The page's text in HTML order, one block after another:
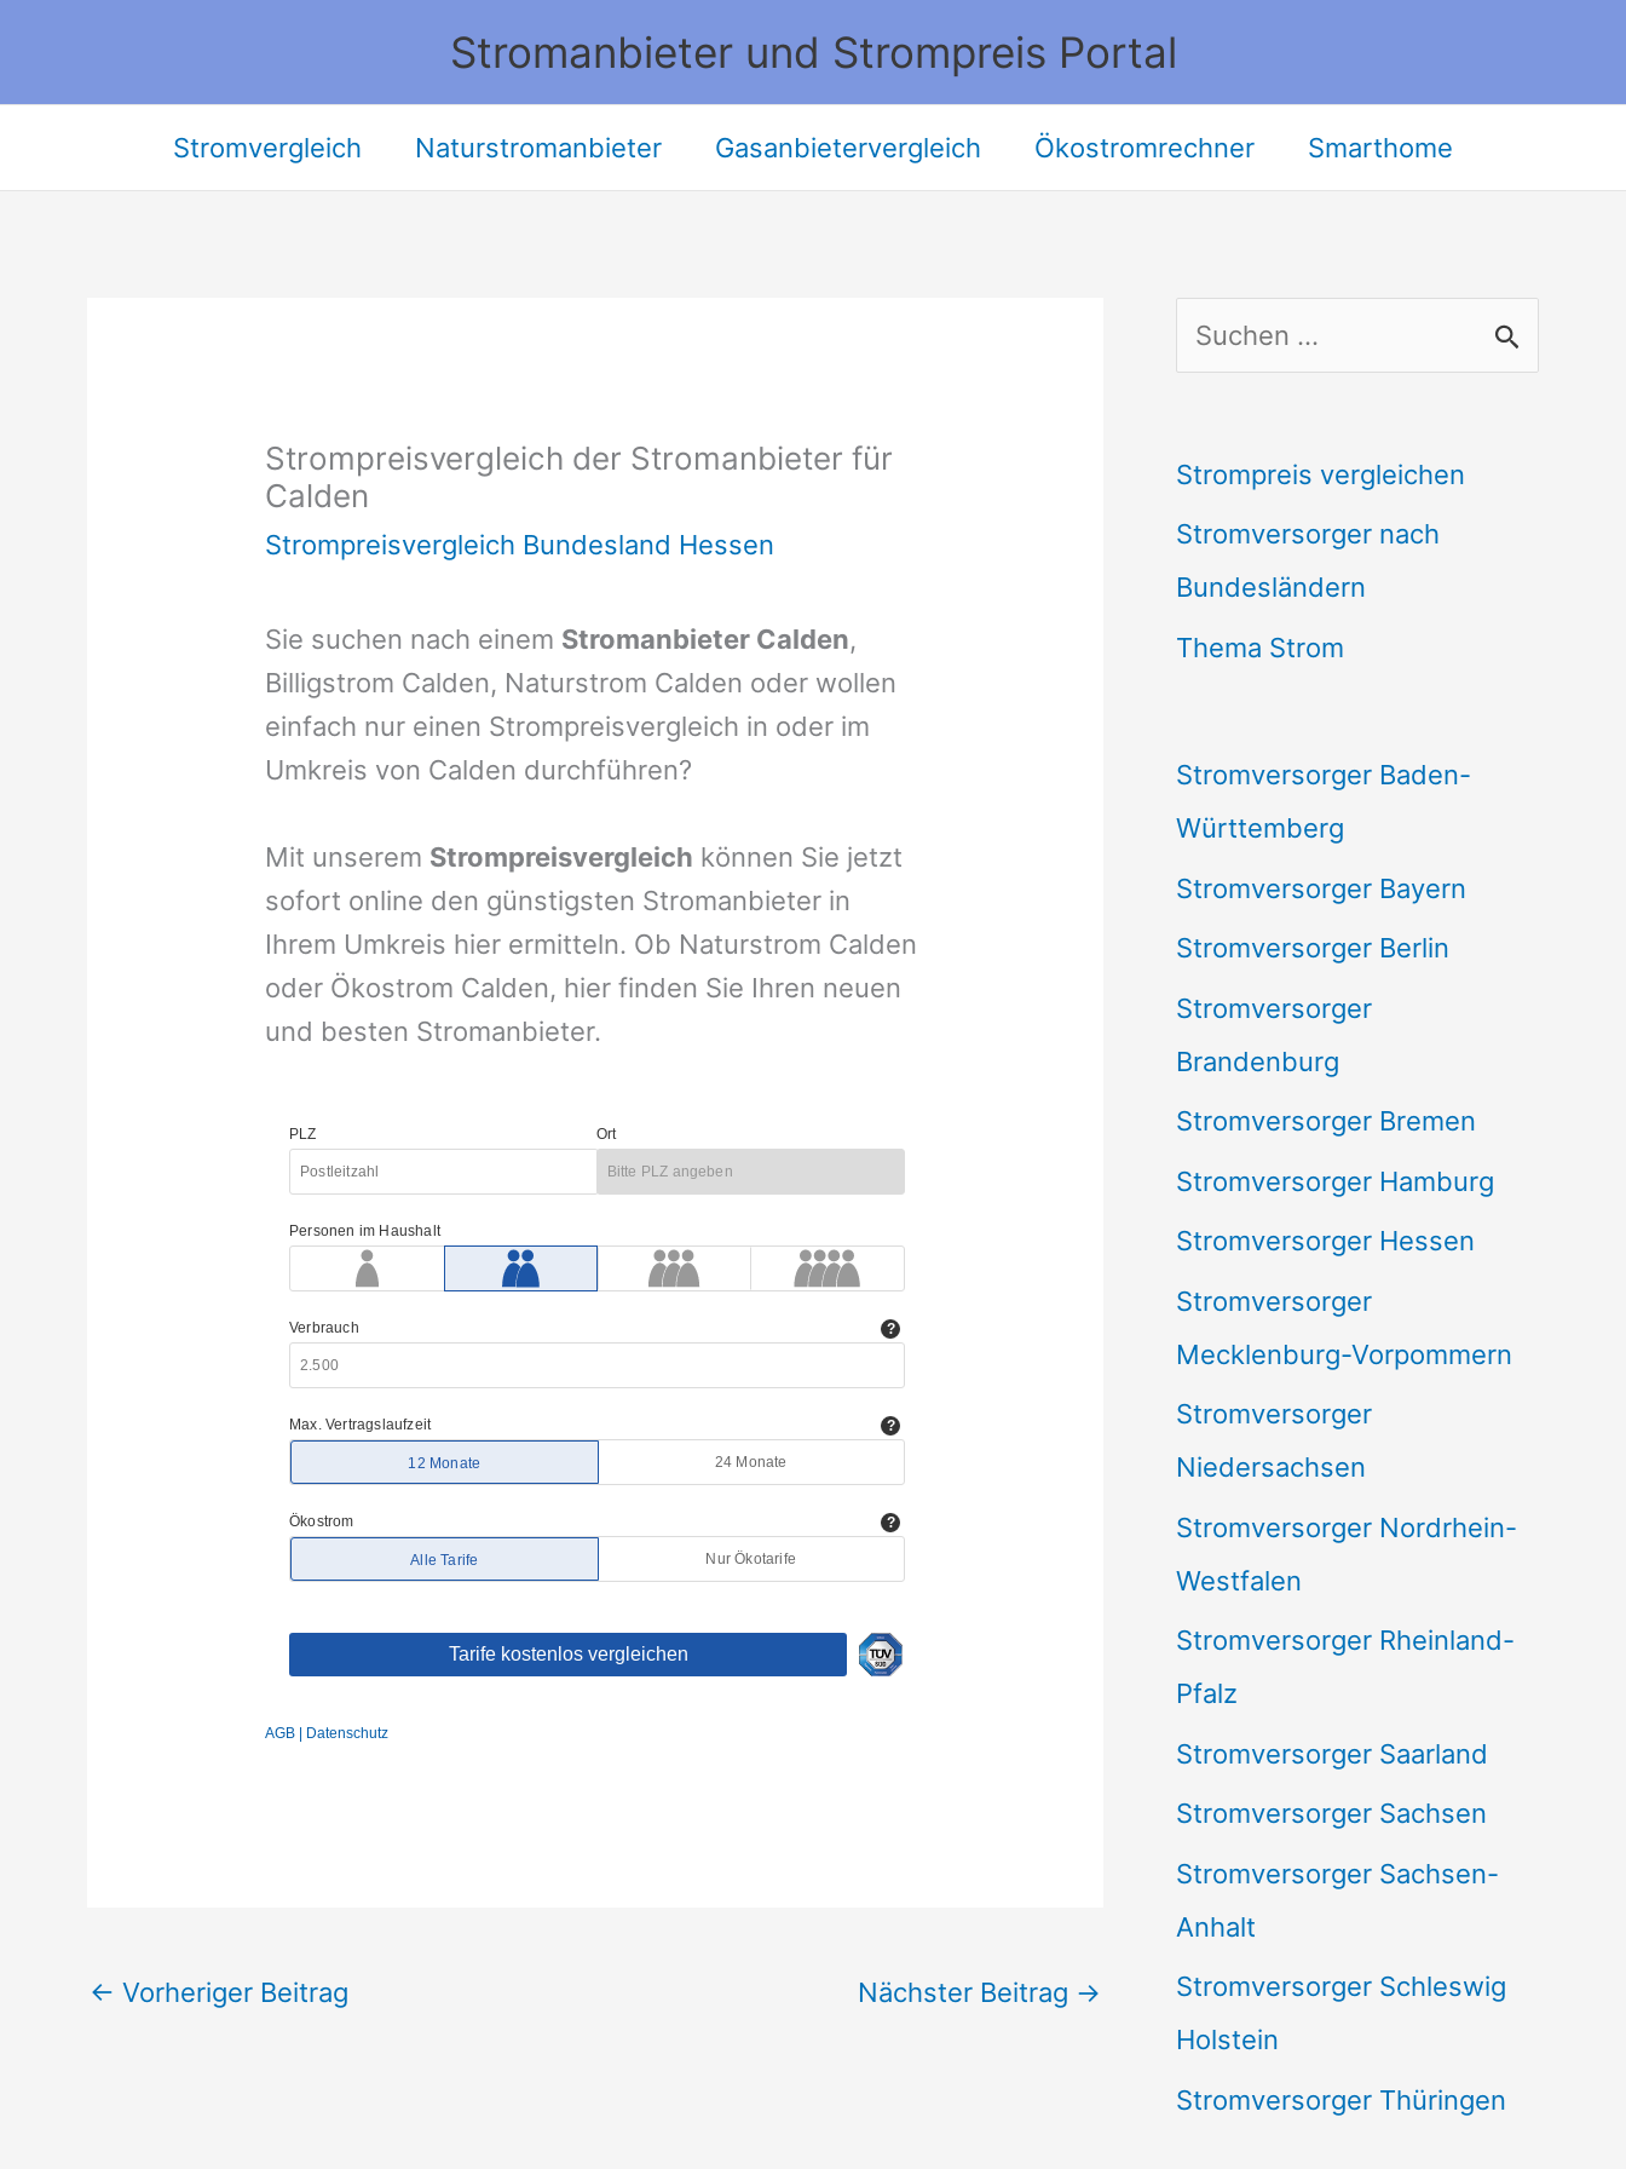
springen
Stromanbieter und Strompreis Portal
Stromvergleich Naturstromanbieter Gasanbietervergleich Ökostromrechner Smarthome
Strompreisvergleich der Stromanbieter für
Calden
Strompreisvergleich Bundesland Hessen
Sie suchen nach einem Stromanbieter Calden,
Billigstrom Calden, Naturstrom Calden oder wollen
einfach nur einen Strompreisvergleich in oder im
Umkreis von Calden durchführen?
Mit unserem Strompreisvergleich können Sie jetzt
sofort online den günstigsten Stromanbieter in
Ihrem Umkreis hier ermitteln. Ob Naturstrom Calden
oder Ökostrom Calden, hier finden Sie Ihren neuen
und besten Stromanbieter.
← Vorheriger Beitrag Nächster Beitrag →
u
h
e
n
n
Strompreis vergleichen
Stromversorger nach
Bundesländern
Thema Strom
Stromversorger Baden-
Württemberg
Stromversorger Bayern
Stromversorger Berlin
Stromversorger
Brandenburg
Stromversorger Bremen
Stromversorger Hamburg
Stromversorger Hessen
Stromversorger
Mecklenburg-Vorpommern
Stromversorger
Niedersachsen
Stromversorger Nordrhein-
Westfalen
Stromversorger Rheinland-
Pfalz
Stromversorger Saarland
Stromversorger Sachsen
Stromversorger Sachsen-
Anhalt
Stromversorger Schleswig
Holstein
Stromversorger Thüringen